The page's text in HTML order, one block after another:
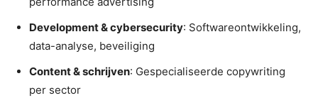
Development & cybersecurity: Softwareontwikkeling,
data-analyse, beveiliging
Content & schrijven: Gespecialiseerde copywriting
per sector